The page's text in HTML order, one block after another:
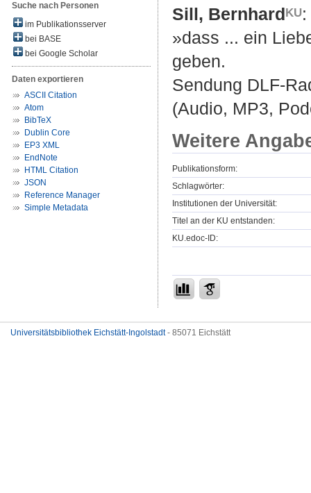
Suche nach Personen
im Publikationsserver
bei BASE
bei Google Scholar
Daten exportieren
ASCII Citation
Atom
BibTeX
Dublin Core
EP3 XML
EndNote
HTML Citation
JSON
Reference Manager
Simple Metadata
Sill, Bernhard
:
»dass ... ein
geben.
Sendung DLF-
(Audio, MP3,
Weitere
Publikationsform:
Schlagwörter:
Institutionen der Universität:
Titel an der KU entstanden:
KU.edoc-ID:
Universitätsbibliothek Eichstätt-Ingolstadt- 85071 Eichstätt